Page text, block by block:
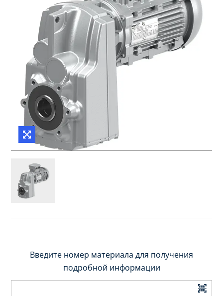
Введите номер материала для получения
подробной информации